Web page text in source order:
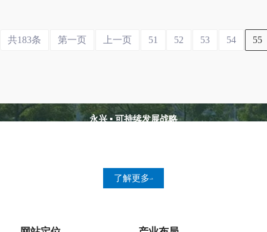
共183条 第一页 上一页 51 52 53 54 55
永兴 ▪ 可持续发展战略
了解更多